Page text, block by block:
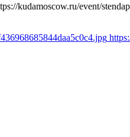
kudamoscow.ru/event/